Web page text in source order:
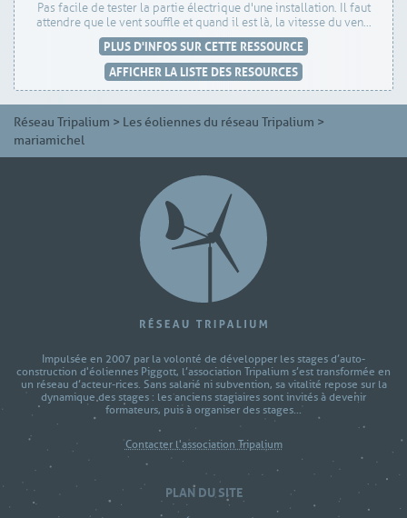
Pas facile de tester la partie électrique d'une installation. Il faut
attendre que le vent souffle et quand il est là, la vitesse du ven...
PLUS D'INFOS SUR CETTE RESSOURCE
AFFICHER LA LISTE DES RESOURCES
Réseau Tripalium > Les éoliennes du réseau Tripalium >
mariamichel
Impulsée en 2007 par la volonté de développer les stages d’auto-
construction d'éoliennes Piggott, l’association Tripalium s’est transformée en
un réseau d’acteur-rices. Sans salarié ni subvention, sa vitalité repose sur la
dynamique des stages : les anciens stagiaires sont invités à devenir
formateurs, puis à organiser des stages...
Contacter l'association Tripalium
PLAN DU SITE